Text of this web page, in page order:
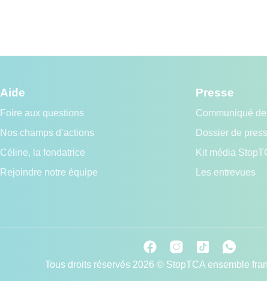
Aide
Foire aux questions
Nos champs d’actions
Céline, la fondatrice
Rejoindre notre équipe
Presse
Communiqué
Dossier de
Kit média
Les entrevues
Tous droits réservés 2026 © StopTCA ensemble